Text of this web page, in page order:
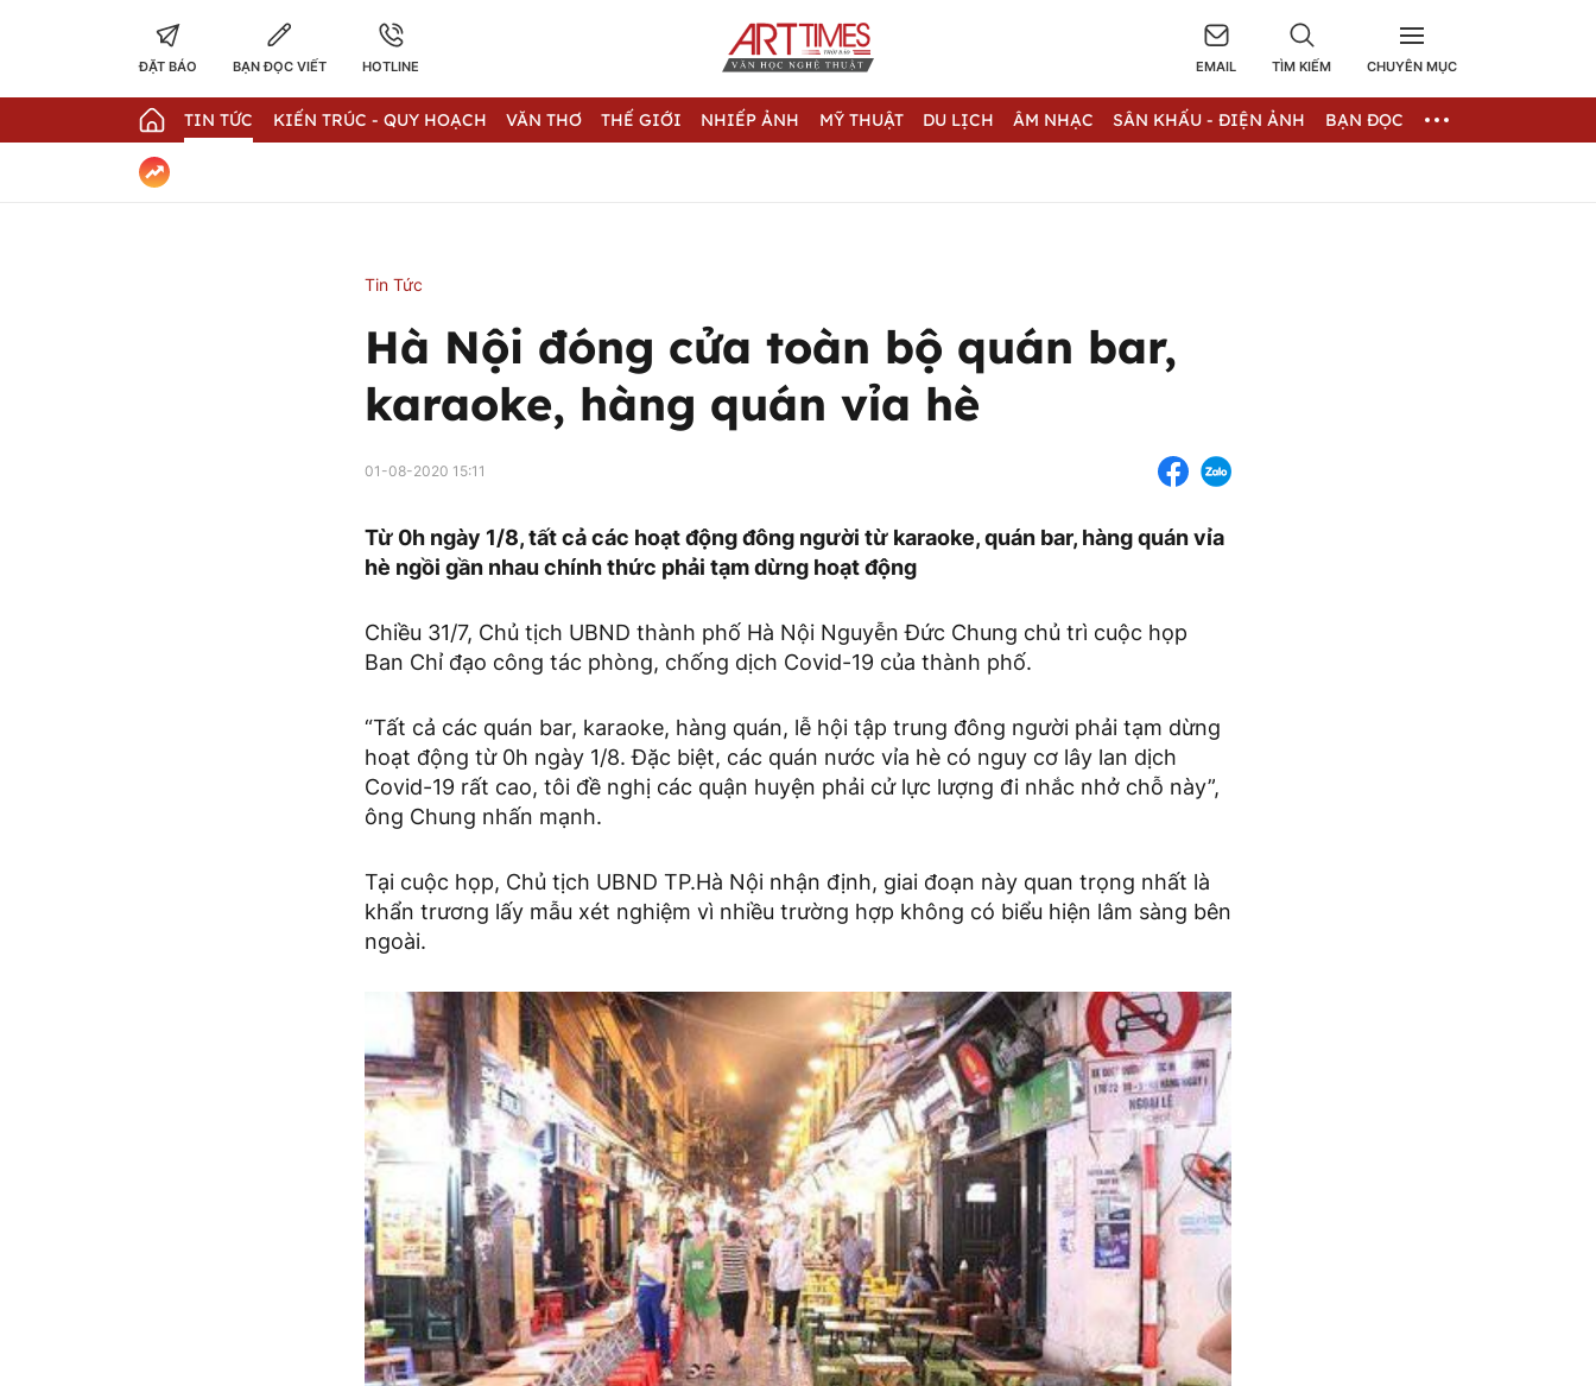
ĐẶT BÁO BẠN ĐỌC VIẾT HOTLINE EMAIL TÌM KIẾM CHUYÊN MỤC
TIN TỨC KIẾN TRÚC - QUY HOẠCH VĂN THƠ THẾ GIỚI NHIẾP ẢNH MỸ THUẬT DU LỊCH ÂM NHẠC SÂN KHẤU - ĐIỆN ẢNH BẠN ĐỌC
Tin Tức
Hà Nội đóng cửa toàn bộ quán bar,
karaoke, hàng quán vỉa hè
01-08-2020 15:11
Từ 0h ngày 1/8, tất cả các hoạt động đông người từ karaoke, quán bar, hàng quán vỉa
hè ngồi gần nhau chính thức phải tạm dừng hoạt động
Chiều 31/7, Chủ tịch UBND thành phố Hà Nội Nguyễn Đức Chung chủ trì cuộc họp
Ban Chỉ đạo công tác phòng, chống dịch Covid-19 của thành phố.
“Tất cả các quán bar, karaoke, hàng quán, lễ hội tập trung đông người phải tạm dừng
hoạt động từ 0h ngày 1/8. Đặc biệt, các quán nước vỉa hè có nguy cơ lây lan dịch
Covid-19 rất cao, tôi đề nghị các quận huyện phải cử lực lượng đi nhắc nhở chỗ này”,
ông Chung nhấn mạnh.
Tại cuộc họp, Chủ tịch UBND TP.Hà Nội nhận định, giai đoạn này quan trọng nhất là
khẩn trương lấy mẫu xét nghiệm vì nhiều trường hợp không có biểu hiện lâm sàng bên
ngoài.